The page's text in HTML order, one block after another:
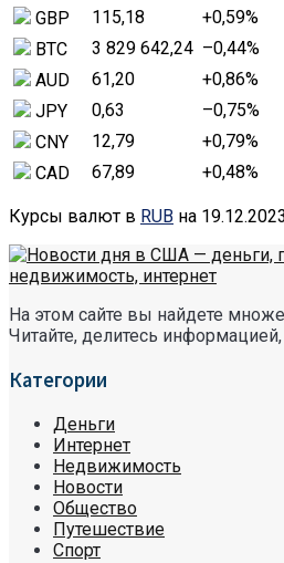
GBP
115,18 +0,59%
BTC
3 829 642,24 –0,44%
AUD
61,20 +0,86%
JPY
0,63 –0,75%
CNY
12,79 +0,79%
CAD
67,89 +0,48%
Курсы валют в RUB на 19.12.2023
На этом сайте вы найдете
Читайте, делитесь
Категории
Деньги
Интернет
Недвижимость
Новости
Общество
Путешествие
Спорт